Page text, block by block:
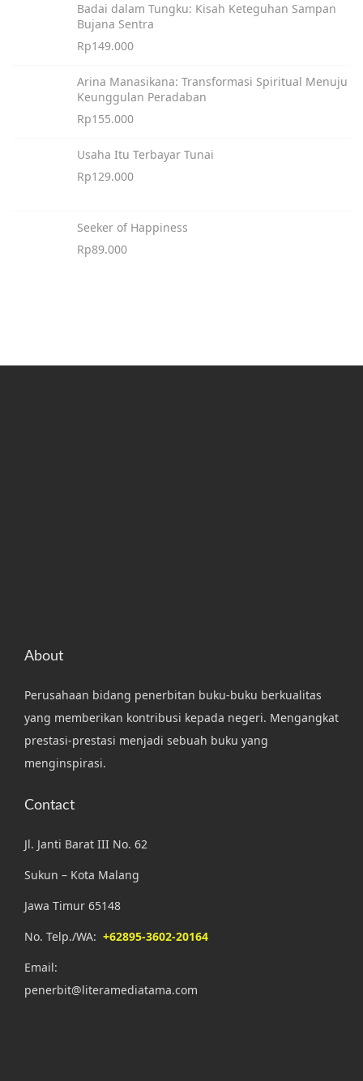
Badai dalam Tungku: Kisah Keteguhan Sampan
Bujana Sentra
Rp149.000
Arina Manasikana: Transformasi Spiritual Menuju
Keunggulan Peradaban
Rp155.000
Usaha Itu Terbayar Tunai
Rp129.000
Seeker of Happiness
Rp89.000
About
Perusahaan bidang penerbitan buku-buku berkualitas
yang memberikan kontribusi kepada negeri. Mengangkat
prestasi-prestasi menjadi sebuah buku yang
menginspirasi.
Contact
Jl. Janti Barat III No. 62
Sukun – Kota Malang
Jawa Timur 65148
No. Telp./WA: +62895-3602-20164
Email:
penerbit@literamediatama.com